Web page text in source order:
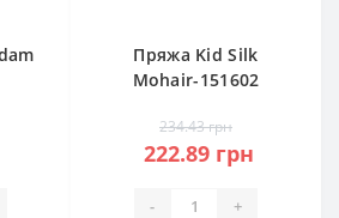
Пряжа Kid Silk
Mohair-151602
234.43 грн
222.89 грн
- +